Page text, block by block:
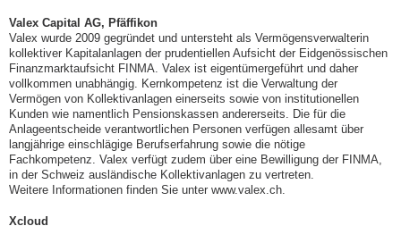
Valex Capital AG, Pfäffikon
Valex wurde 2009 gegründet und untersteht als Vermögensverwalterin
kollektiver Kapitalanlagen der prudentiellen Aufsicht der Eidgenössischen
Finanzmarktaufsicht FINMA. Valex ist eigentümergeführt und daher
vollkommen unabhängig. Kernkompetenz ist die Verwaltung der
Vermögen von Kollektivanlagen einerseits sowie von institutionellen
Kunden wie namentlich Pensionskassen andererseits. Die für die
Anlageentscheide verantwortlichen Personen verfügen allesamt über
langjährige einschlägige Berufserfahrung sowie die nötige
Fachkompetenz. Valex verfügt zudem über eine Bewilligung der FINMA,
in der Schweiz ausländische Kollektivanlagen zu vertreten.
Weitere Informationen finden Sie unter www.valex.ch.
Xcloud